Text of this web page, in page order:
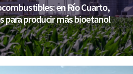
en Río Cuarto,
para producir más bioetanol